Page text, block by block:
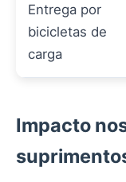
Entrega por
bicicletas de
carga
Impacto